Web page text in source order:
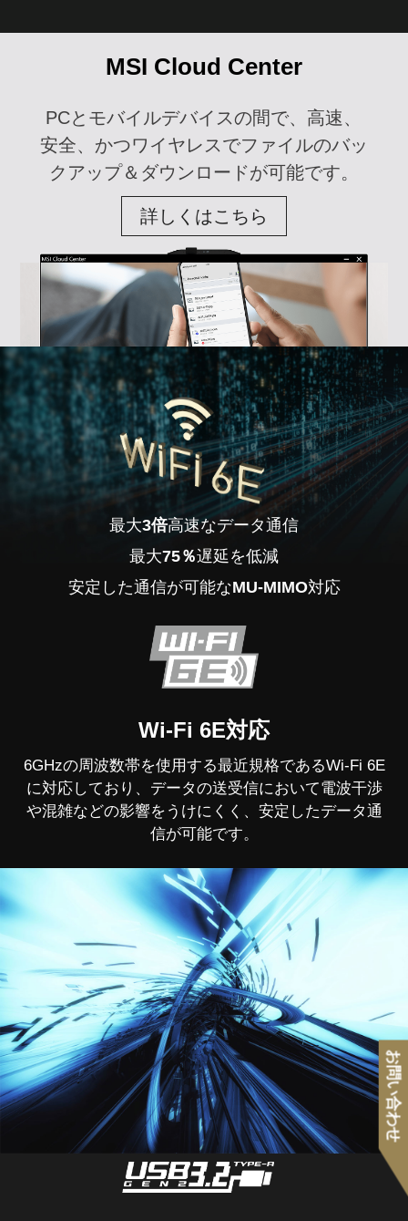
MSI Cloud Center
PCとモバイルデバイスの間で、高速、
安全、かつワイヤレスでファイルのバッ
クアップ＆ダウンロードが可能です。
詳しくはこちら
最大3倍高速なデータ通信
最大75％遅延を低減
安定した通信が可能なMU-MIMO対応
Wi-Fi 6E対応
6GHzの周波数帯を使用する最近規格であるWi-Fi 6E
に対応しており、データの送受信において電波干渉
や混雑などの影響をうけにくく、安定したデータ通
信が可能です。
お問い合わせ